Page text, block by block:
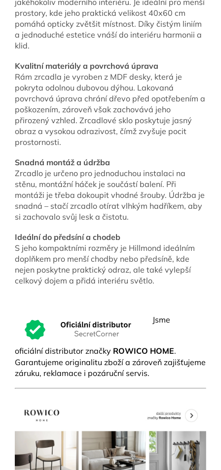
prostory, kde jeho praktická velikost 40x60 cm
pomáhá opticky zvětšit místnost. Díky čistým liniím
a jednoduché estetice vnáší do interiéru harmonii a
klid.
Kvalitní materiály a povrchová úprava
Rám zrcadla je vyroben z MDF desky, která je
pokryta odolnou dubovou dýhou. Lakovaná
povrchová úprava chrání dřevo před opotřebením a
poškozením, zároveň však zachovává jeho
přirozený vzhled. Zrcadlové sklo poskytuje jasný
obraz a vysokou odrazivost, čímž zvyšuje pocit
prostornosti.
Snadná montáž a údržba
Zrcadlo je určeno pro jednoduchou instalaci na
stěnu, montážní háček je součástí balení. Při
montáži je třeba dokoupit vhodné šrouby. Údržba je
snadná – stačí zrcadlo otírat vlhkým hadříkem, aby
si zachovalo svůj lesk a čistotu.
Ideální do předsíní a chodeb
S jeho kompaktními rozměry je Hillmond ideálním
doplňkem pro menší chodby nebo předsíně, kde
nejen poskytne praktický odraz, ale také vylepší
celkový dojem a přidá interiéru světlo.
Jsme
oficiální distributor značky ROWICO HOME.
Garantujeme originalitu zboží a zároveň zajišťujeme
záruku, reklamace i pozáruční servis.